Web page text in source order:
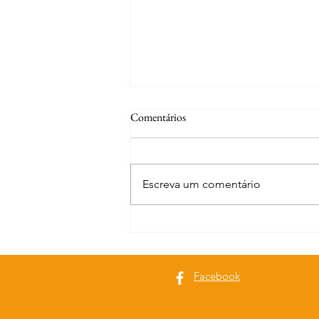
Comentários
Escreva um comentário
Facebook